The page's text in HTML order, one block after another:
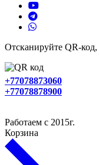
Отсканируйте QR-
+77078873060
+77078878900
Работаем с 2015г.
Корзина